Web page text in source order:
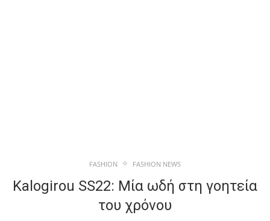
FASHION FASHION NEWS
Kalogirou SS22: Μία ωδή στη γοητεία
του χρόνου